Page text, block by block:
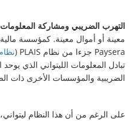
التهرب الضريبي ومشاركة
معينة أو أموال معينة. كمؤسسة
Paysera جزءا من نظام PLAIS (
تبادل المعلومات الليتواني الذي
الضريبية والمؤسسات الأخرى ذات
على الرغم من أن هذا النظام